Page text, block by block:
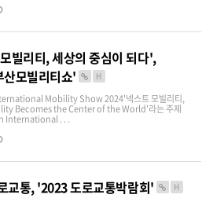
빌리티, 세상의 중심이 되다',
모빌리티쇼'
H
Mobility Show 2024'넥스트 모빌리티,
Becomes the Center of the World'라는 주제
International . . .
교통, '2023 도로교통박람회' H